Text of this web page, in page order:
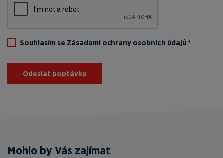
Souhlasím se Zásadami ochrany osobních údajů *
Odeslat poptávku
Mohlo by Vás zajímat